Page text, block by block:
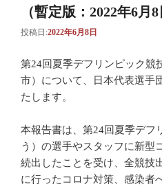
（暫定版：2022年6月8
投稿日:2022年6月8日
第24回夏季デフリンピック競
市）について、日本代表選手
たします。
本報告書は、第24回夏季デフ
う）の選手やスタッフに新型
続出したことを受け、全競技
に行ったコロナ対策、感染者